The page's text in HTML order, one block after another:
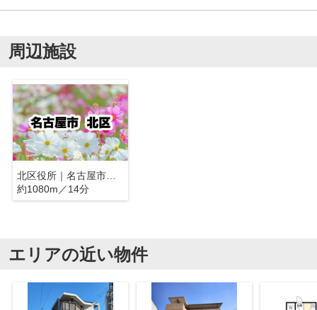
周辺施設
北区役所｜名古屋市北区
約1080m／14分
エリアの近い物件